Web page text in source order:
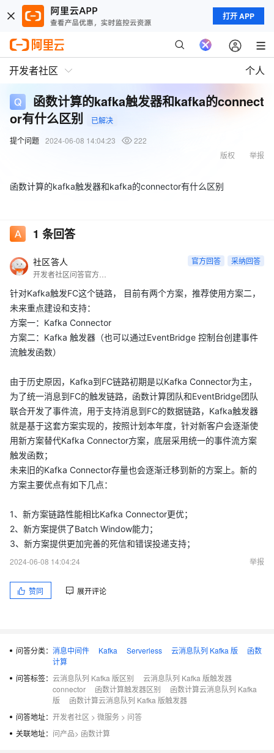
打开 APP
开发者社区 个人
函数计算的kafka触发器和kafka的connect
or有什么区别
已解决
提个问题 2024-06-08 14:04:23
222
举报
版权
函数计算的kafka触发器和kafka的connector有什么区别
1 条回答
社区答人 官方回答 采纳回答
针对Kafka触发FC这个链路， 目前有两个方案，推荐使用方案二，
未来重点建设和支持：
方案一：Kafka Connector
方案二：Kafka 触发器（也可以通过EventBridge 控制台创建事件
流触发函数）
由于历史原因，Kafka到FC链路初期是以Kafka Connector为主，
为了统一消息到FC的触发链路，函数计算团队和EventBridge团队
联合开发了事件流，用于支持消息到FC的数据链路，Kafka触发器
就是基于这套方案实现的，按照计划本年度，针对新客户会逐渐使
用新方案替代Kafka Connector方案，底层采用统一的事件流方案
触发函数；
未来旧的Kafka Connector存量也会逐渐迁移到新的方案上。新的
方案主要优点有如下几点：
1、新方案链路性能相比Kafka Connector更优；
2、新方案提供了Batch Window能力；
3、新方案提供更加完善的死信和错误投递支持；
2024-06-08 14:04:24
举报
赞同 展开评论
问答分类： 消息中间件 Kafka Serverless 云消息队列 Kafka 版
函数
计算
问答标签： 云消息队列 Kafka 版区别
云消息队列 Kafka 版触发器
connector
函数计算触发器区别
函数计算云消息队列 Kafka
版
函数计算云消息队列 Kafka 版触发器
问答地址： 开发者社区 > 微服务 > 问答
关联地址： 问产品> 函数计算